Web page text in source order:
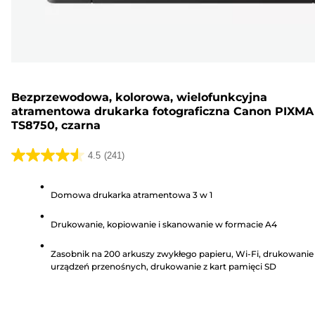
Bezprzewodowa, kolorowa, wielofunkcyjna
atramentowa drukarka fotograficzna Canon PIXMA
TS8750, czarna
4.5 (241)
4.5
gwiazdek.
Recenzji
Domowa drukarka atramentowa 3 w 1
Drukowanie, kopiowanie i skanowanie w formacie A4
Zasobnik na 200 arkuszy zwykłego papieru, Wi-Fi, drukowanie
urządzeń przenośnych, drukowanie z kart pamięci SD